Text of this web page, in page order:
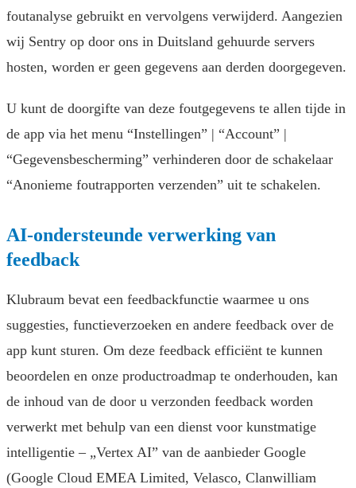
foutanalyse gebruikt en vervolgens verwijderd. Aangezien
wij Sentry op door ons in Duitsland gehuurde servers
hosten, worden er geen gegevens aan derden doorgegeven.
U kunt de doorgifte van deze foutgegevens te allen tijde in
de app via het menu “Instellingen” | “Account” |
“Gegevensbescherming” verhinderen door de schakelaar
“Anonieme foutrapporten verzenden” uit te schakelen.
AI-ondersteunde verwerking van
feedback
Klubraum bevat een feedbackfunctie waarmee u ons
suggesties, functieverzoeken en andere feedback over de
app kunt sturen. Om deze feedback efficiënt te kunnen
beoordelen en onze productroadmap te onderhouden, kan
de inhoud van de door u verzonden feedback worden
verwerkt met behulp van een dienst voor kunstmatige
intelligentie – „Vertex AI” van de aanbieder Google
(Google Cloud EMEA Limited, Velasco, Clanwilliam